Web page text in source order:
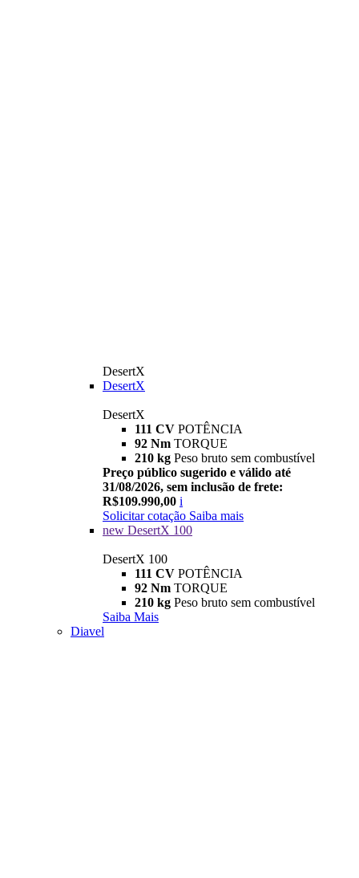
DesertX
DesertX
DesertX
111 CV POTÊNCIA
92 Nm TORQUE
210 kg Peso bruto sem combustível
Preço público sugerido e válido até
31/08/2026, sem inclusão de frete:
R$109.990,00 i
Solicitar cotação Saiba mais
new DesertX 100
DesertX 100
111 CV POTÊNCIA
92 Nm TORQUE
210 kg Peso bruto sem combustível
Saiba Mais
Diavel